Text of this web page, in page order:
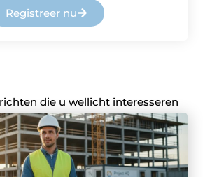
Registreer nu
die u wellicht interesseren